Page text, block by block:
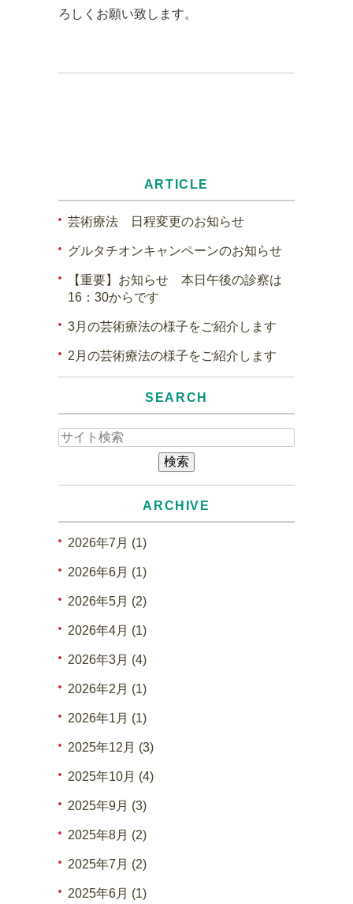
ろしくお願い致します。
ARTICLE
芸術療法 日程変更のお知らせ
グルタチオンキャンペーンのお知らせ
【重要】お知らせ 本日午後の診察は
16：30からです
3月の芸術療法の様子をご紹介します
2月の芸術療法の様子をご紹介します
SEARCH
ARCHIVE
2026年7月 (1)
2026年6月 (1)
2026年5月 (2)
2026年4月 (1)
2026年3月 (4)
2026年2月 (1)
2026年1月 (1)
2025年12月 (3)
2025年10月 (4)
2025年9月 (3)
2025年8月 (2)
2025年7月 (2)
2025年6月 (1)